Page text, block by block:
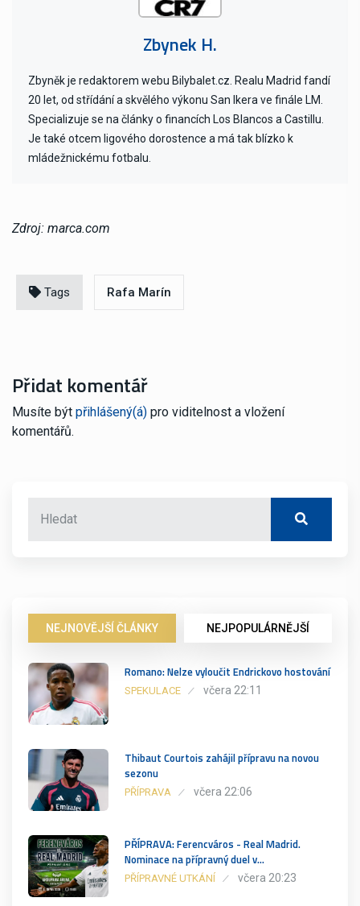
Zbynek H.
Zbyněk je redaktorem webu Bilybalet.cz. Realu Madrid fandí
20 let, od střídání a skvělého výkonu San Ikera ve finále LM.
Specializuje se na články o financích Los Blancos a Castillu.
Je také otcem ligového dorostence a má tak blízko k
mládežnickému fotbalu.
Zdroj: marca.com
Tags Rafa Marín
Přidat komentář
Musíte být přihlášený(á) pro viditelnost a vložení
komentářů.
NEJNOVĚJŠÍ ČLÁNKY NEJPOPULÁRNĚJŠÍ
Romano: Nelze vyloučit Endrickovo hostování
SPEKULACE včera 22:11
Thibaut Courtois zahájil přípravu na novou
sezonu
PŘÍPRAVA včera 22:06
PŘÍPRAVA: Ferencváros - Real Madrid.
Nominace na přípravný duel v…
PŘÍPRAVNÉ UTKÁNÍ včera 20:23